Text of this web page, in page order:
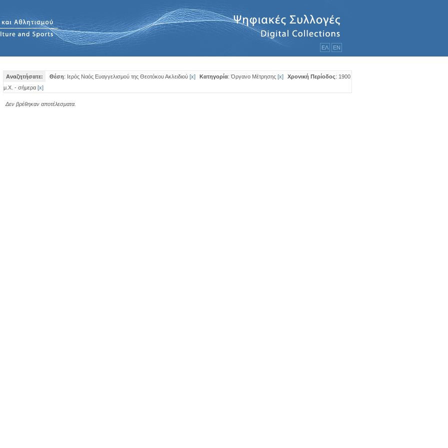
ΕΛ ΕΝ
Αναζητήσατε: Θέση: Ιερός Ναός Ευαγγελισμού της Θεοτόκου Ακλειδιού [x] Κατηγορία: Όργανο Μέτρησης [x] Χρονική Περίοδος: 1900
μ.Χ. - σήμερα [x]
Δεν βρέθηκαν αποτέλεσματα.